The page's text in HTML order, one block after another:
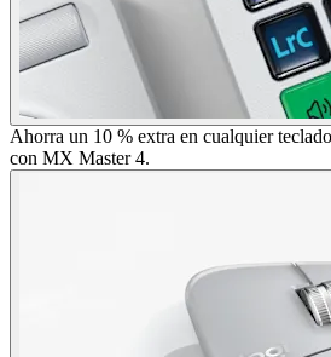
Ahorra un 10 % extra en cualquier
con MX Master 4.